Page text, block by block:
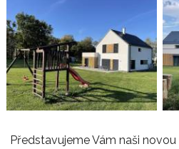
Představujeme Vám naši